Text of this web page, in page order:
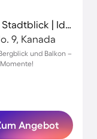
Kinderfreundliches Ferienhaus | Stadtblick | Ideal für Homeoffice
9, Kanada
und Balkon –
Angebot